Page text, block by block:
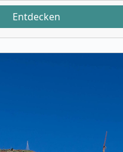
Entdecken